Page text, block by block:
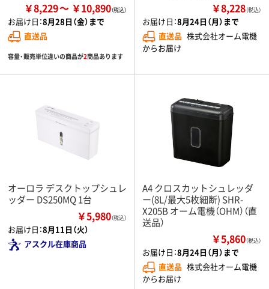
￥8,229 ￥10,890
お届け日：8月28日（金）まで
直送品
容量・販売単位違いの商品が2商品あります
￥8,228（税込）
お届け日：8月24日（月）まで
直送品 株式会社オーム電機
からお届け
オーロラ デスクトップシュレ
ッダー DS250MQ 1台
￥5,980（税込）
お届け日：8月11日（火）
アスクル在庫商品
A4 クロスカットシュレッダ
ー(8L/最大5枚細断) SHR-
X205B オーム電機（OHM）（直
送品）
￥5,860（税込）
お届け日：8月24日（月）まで
直送品 株式会社オーム電機
からお届け